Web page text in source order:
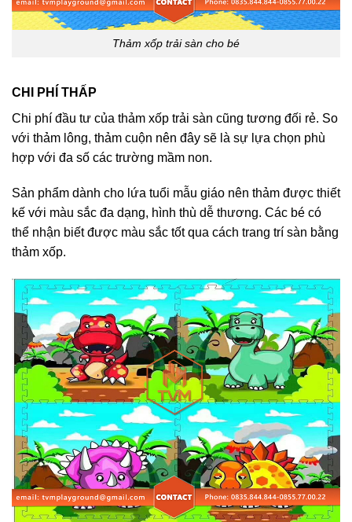
Thảm xốp trải sàn cho bé
CHI PHÍ THẤP
Chi phí đầu tư của thảm xốp trải sàn cũng tương đối rẻ. So
với thảm lông, thảm cuộn nên đây sẽ là sự lựa chọn phù
hợp với đa số các trường mầm non.
Sản phẩm dành cho lứa tuổi mẫu giáo nên thảm được thiết
kế với màu sắc đa dạng, hình thù dễ thương. Các bé có
thể nhận biết được màu sắc tốt qua cách trang trí sàn bằng
thảm xốp.